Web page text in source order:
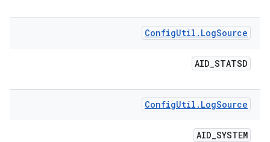
ConfigUtil . LogSource
AID_STATSD
ConfigUtil . LogSource
AID_SYSTEM